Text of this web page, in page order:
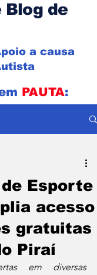
Blog de
a causa
PAUTA:
Esporte
acesso
gratuitas
Piraí
em diversas